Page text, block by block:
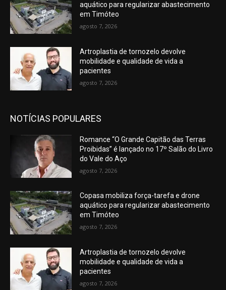
aquático para regularizar abastecimento
em Timóteo
agosto 7, 2026
Artroplastia de tornozelo devolve
mobilidade e qualidade de vida a
pacientes
agosto 7, 2026
NOTÍCIAS POPULARES
Romance “O Grande Capitão das Terras
Proibidas” é lançado no 17º Salão do Livro
do Vale do Aço
agosto 7, 2026
Copasa mobiliza força-tarefa e drone
aquático para regularizar abastecimento
em Timóteo
agosto 7, 2026
Artroplastia de tornozelo devolve
mobilidade e qualidade de vida a
pacientes
agosto 7, 2026